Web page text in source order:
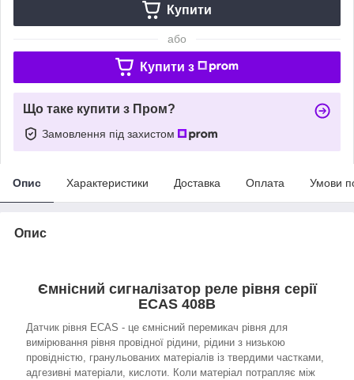
Купити
або
Купити з
Що таке купити з Пром?
Замовлення під захистом
Опис Характеристики Доставка Оплата Умови
Опис
Ємнісний сигналізатор реле рівня серії
ECAS 408B
Датчик рівня ECAS - це ємнісний перемикач рівня для
вимірювання рівня провідної рідини, рідини з низькою
провідністю, гранульованих матеріалів із твердими частками,
адгезивні матеріали, кислоти. Коли матеріал потрапляє між